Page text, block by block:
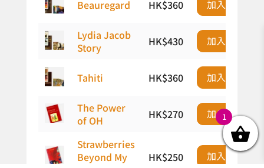
Beauregard HK$360 加入購物車
Lydia Jacob
Story
HK$430 加入購物車
Tahiti HK$360 加入購物車
The Power
of OH
HK$270 加入購物車
Strawberries
Beyond My
HK$250 加入購物車
1